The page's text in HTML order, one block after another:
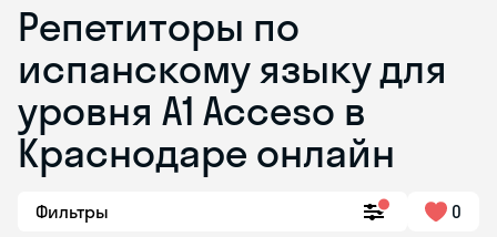
Репетиторы по
испанскому языку для
уровня A1 Acceso в
Краснодаре онлайн
Фильтры 0
Skyeng Chat